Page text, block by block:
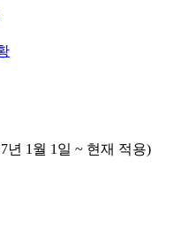
년 1월 1일 ~ 현재 적용)